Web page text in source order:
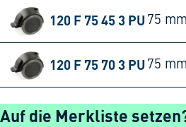
120 F 75 45 3 PU 75 mm
120 F 75 70 3 PU 75 mm
Auf die Merkliste